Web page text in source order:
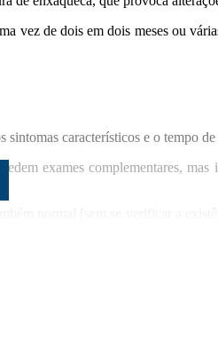
vez de dois em dois meses ou
característicos e o tempo
exames complementares,
normal [sem se verificar a